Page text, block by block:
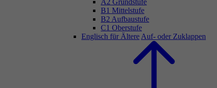
A2 Grundstufe
B1 Mittelstufe
B2 Aufbaustufe
C1 Oberstufe
Englisch für Ältere Auf- oder Zuklappen